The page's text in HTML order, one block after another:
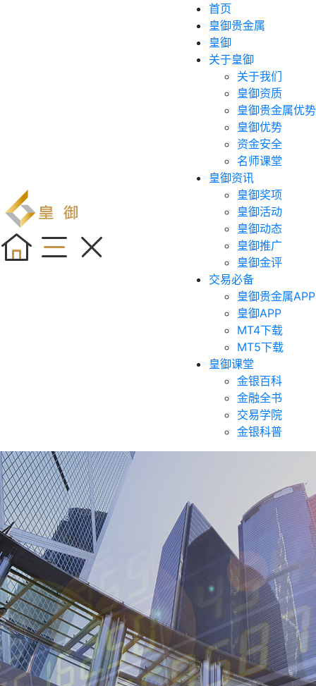
首页
皇御贵金属
皇御
关于皇御
关于我们
皇御资质
皇御贵金属优势
皇御优势
资金安全
名师课堂
皇御资讯
皇御奖项
皇御活动
皇御动态
皇御推广
皇御金评
交易必备
皇御贵金属APP
皇御APP
MT4下载
MT5下载
皇御课堂
金银百科
金融全书
交易学院
金银科普